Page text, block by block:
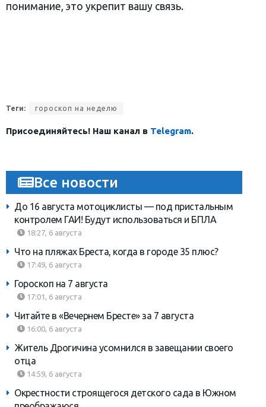
понимание, это укрепит вашу связь.
Теги: гороскоп на неделю
Присоединяйтесь! Наш канал в Telegram.
Все новости
До 16 августа мотоциклисты — под пристальным
контролем ГАИ! Будут использоваться и БПЛА
18:27, 6 августа
Что на пляжах Бреста, когда в городе 35 плюс?
17:49, 6 августа
Гороскоп на 7 августа
17:01, 6 августа
Читайте в «Вечернем Бресте» за 7 августа
16:00, 6 августа
Житель Дрогичина усомнился в завещании своего
отца
14:59, 6 августа
Окрестности строящегося детского сада в Южном